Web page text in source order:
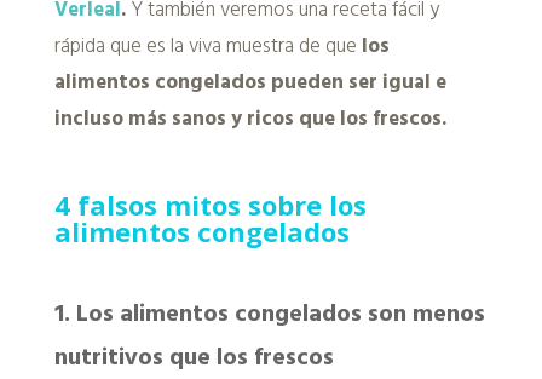
Verleal.Y también veremos una receta fácil y
rápida que es la viva muestra de que los
alimentos congelados pueden ser igual e
incluso más sanos y ricos que los frescos.
4 falsos mitos sobre los
alimentos congelados
1. Los alimentos congelados son menos
nutritivos que los frescos